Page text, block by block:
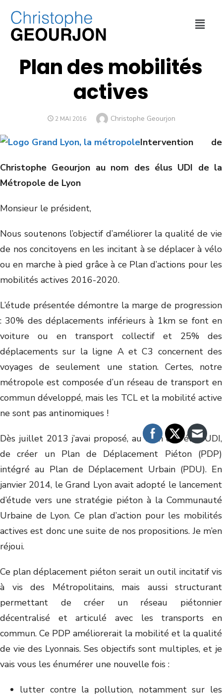
CULTURE ET SPORT, DÉPLACEMENTS
MÉTROPOLE DE LYON
Plan des mobilités
actives
2 MAI 2016 Christophe Geourjon
Intervention de
Christophe Geourjon au nom des élus UDI de la
Métropole de Lyon
Monsieur le président,
Nous soutenons l’objectif d’améliorer la qualité de vie
de nos concitoyens en les incitant à se déplacer à vélo
ou en marche à pied grâce à ce Plan d’actions pour les
mobilités actives 2016-2020.
L’étude présentée démontre la marge de progression
: 30% des déplacements inférieurs à 1km se font en
voiture ou en transport collectif et 25% des
déplacements sur la ligne A et C3 concernent des
voyages de seulement une station. Certes, notre
métropole est composée d’un réseau de transport en
commun développé, mais les TCL et la mobilité active
ne sont pas antinomiques !
Dès juillet 2013 j’avai proposé, au nom des élus UDI,
de créer un Plan de Déplacement Piéton (PDP)
intégré au Plan de Déplacement Urbain (PDU). En
janvier 2014, le Grand Lyon avait adopté le lancement
d’étude vers une stratégie piéton à la Communauté
Urbaine de Lyon. Ce plan d’action pour les mobilités
actives est donc une suite de nos propositions. Je m’en
réjoui.
Ce plan déplacement piéton serait un outil incitatif vis
à vis des Métropolitains, mais aussi structurant
permettant de créer un réseau piétonnier
décentralisé et articulé avec les transports en
commun. Ce PDP améliorerait la mobilité et la qualité
de vie des Lyonnais. Ses objectifs sont multiples, et je
vais vous les énumérer une nouvelle fois :
lutter contre la pollution, notamment sur les